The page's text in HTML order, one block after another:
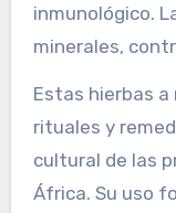
inmunológico.
minerales,
Estas hierbas a
rituales y
cultural de las
África. Su uso